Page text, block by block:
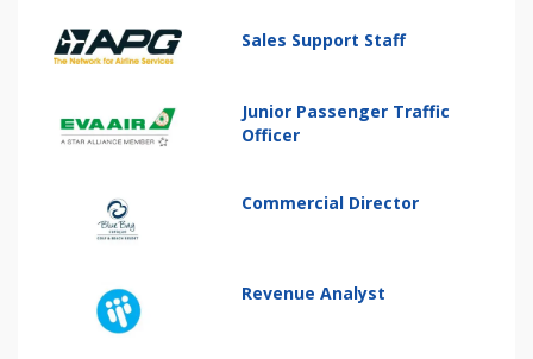
Sales Support Staff
Junior Passenger Traffic
Officer
Commercial Director
Revenue Analyst